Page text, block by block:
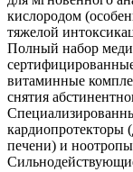
кислородом
тяжелой
Полный набор
витаминные
снятия
кардиопротекторы
печени) и